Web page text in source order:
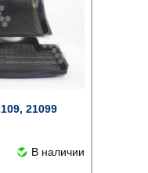
21099
В наличии